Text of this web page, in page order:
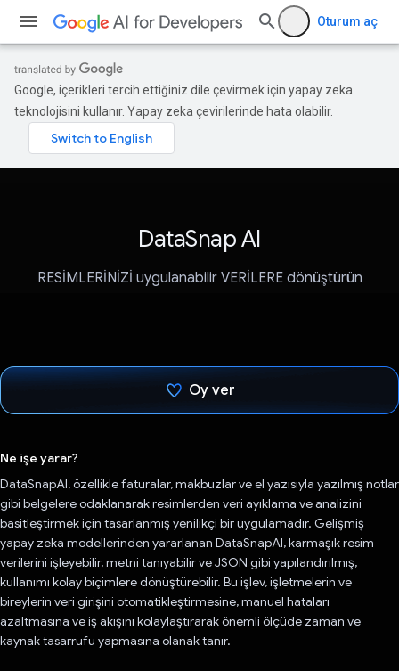
Oturum aç
Google, içerikleri tercih ettiğiniz dile çevirmek için yapay zeka
teknolojisini kullanır. Yapay zeka çevirilerinde hata olabilir.
DataSnap AI
RESİMLERİNİZİ uygulanabilir VERİLERE dönüştürün
Oy ver
Ne işe yarar?
DataSnapAI, özellikle faturalar, makbuzlar ve el yazısıyla yazılmış notlar
gibi belgelere odaklanarak resimlerden veri ayıklama ve analizini
basitleştirmek için tasarlanmış yenilikçi bir uygulamadır. Gelişmiş
yapay zeka modellerinden yararlanan DataSnapAI, karmaşık resim
verilerini işleyebilir, metni tanıyabilir ve JSON gibi yapılandırılmış,
kullanımı kolay biçimlere dönüştürebilir. Bu işlev, işletmelerin ve
bireylerin veri girişini otomatikleştirmesine, manuel hataları
azaltmasına ve iş akışını kolaylaştırarak önemli ölçüde zaman ve
kaynak tasarrufu yapmasına olanak tanır.